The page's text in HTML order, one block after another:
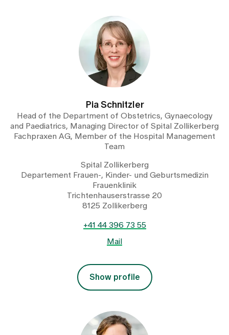
Pia Schnitzler
Head of the Department of Obstetrics, Gynaecology
and Paediatrics, Managing Director of Spital Zollikerberg
Fachpraxen AG, Member of the Hospital Management
Team
Spital Zollikerberg
Departement Frauen-, Kinder- und Geburtsmedizin
Frauenklinik
Trichtenhauserstrasse 20
8125 Zollikerberg
+41 44 396 73 55
Mail
Show profile